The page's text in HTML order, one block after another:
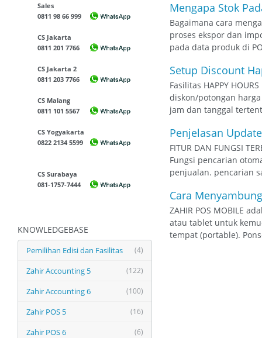
Sales
0811 98 66 999
CS Jakarta
0811 201 7766
CS Jakarta 2
0811 203 7766
CS Malang
0811 101 5567
CS Yogyakarta
0822 2134 5599
CS Surabaya
081-1757-7444
KNOWLEDGEBASE
(4)
Pemilihan Edisi dan Fasilitas
(122)
Zahir Accounting 5
(100)
Zahir Accounting 6
(16)
Zahir POS 5
(6)
Zahir POS 6
Mengapa Stok
Bagaimana cara
proses ekspor dan
pada data produk di
Setup Discount
Fasilitas HAPPY
diskon/potongan
jam dan tanggal
Penjelasan
FITUR DAN FUNGSI
Fungsi pencarian
penjualan. pencarian
Cara
ZAHIR POS MOBILE
atau tablet untuk
tempat (portable).